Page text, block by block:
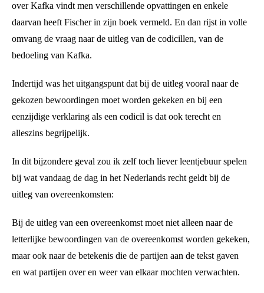
over Kafka vindt men verschillende opvattingen en enkele
daarvan heeft Fischer in zijn boek vermeld. En dan rijst in volle
omvang de vraag naar de uitleg van de codicillen, van de
bedoeling van Kafka.
Indertijd was het uitgangspunt dat bij de uitleg vooral naar de
gekozen bewoordingen moet worden gekeken en bij een
eenzijdige verklaring als een codicil is dat ook terecht en
alleszins begrijpelijk.
In dit bijzondere geval zou ik zelf toch liever leentjebuur spelen
bij wat vandaag de dag in het Nederlands recht geldt bij de
uitleg van overeenkomsten:
Bij de uitleg van een overeenkomst moet niet alleen naar de
letterlijke bewoordingen van de overeenkomst worden gekeken,
maar ook naar de betekenis die de partijen aan de tekst gaven
en wat partijen over en weer van elkaar mochten verwachten.